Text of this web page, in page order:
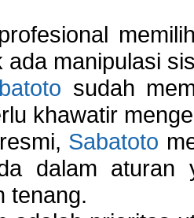
ada manipulasi
sudah
khawatir
Sabatoto
dalam
tenang.